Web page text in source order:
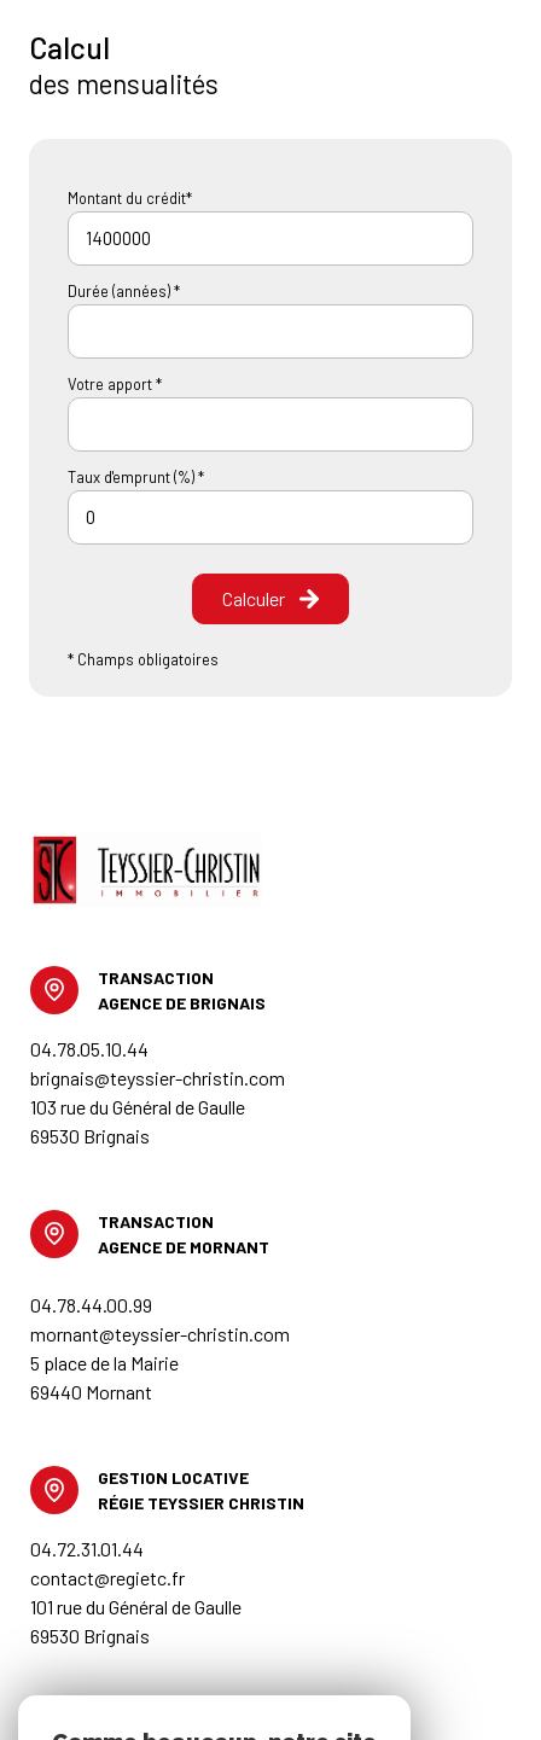
Calcul
des mensualités
Montant du crédit*
Durée (années) *
Votre apport *
Taux d'emprunt (%) *
Calculer
* Champs obligatoires
TRANSACTION
AGENCE DE BRIGNAIS
04.78.05.10.44
brignais@teyssier-christin.com
103 rue du Général de Gaulle
69530 Brignais
TRANSACTION
AGENCE DE MORNANT
04.78.44.00.99
mornant@teyssier-christin.com
5 place de la Mairie
69440 Mornant
GESTION LOCATIVE
RÉGIE TEYSSIER CHRISTIN
04.72.31.01.44
contact@regietc.fr
101 rue du Général de Gaulle
69530 Brignais